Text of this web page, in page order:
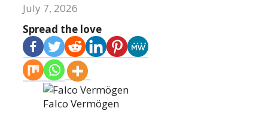
July 7, 2026
Spread the love
Falco Vermögen